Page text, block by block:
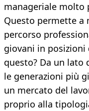
manageriale molto
Questo permette a
percorso
giovani in posizioni
questo? Da un lato
le generazioni più
un mercato del
proprio alla